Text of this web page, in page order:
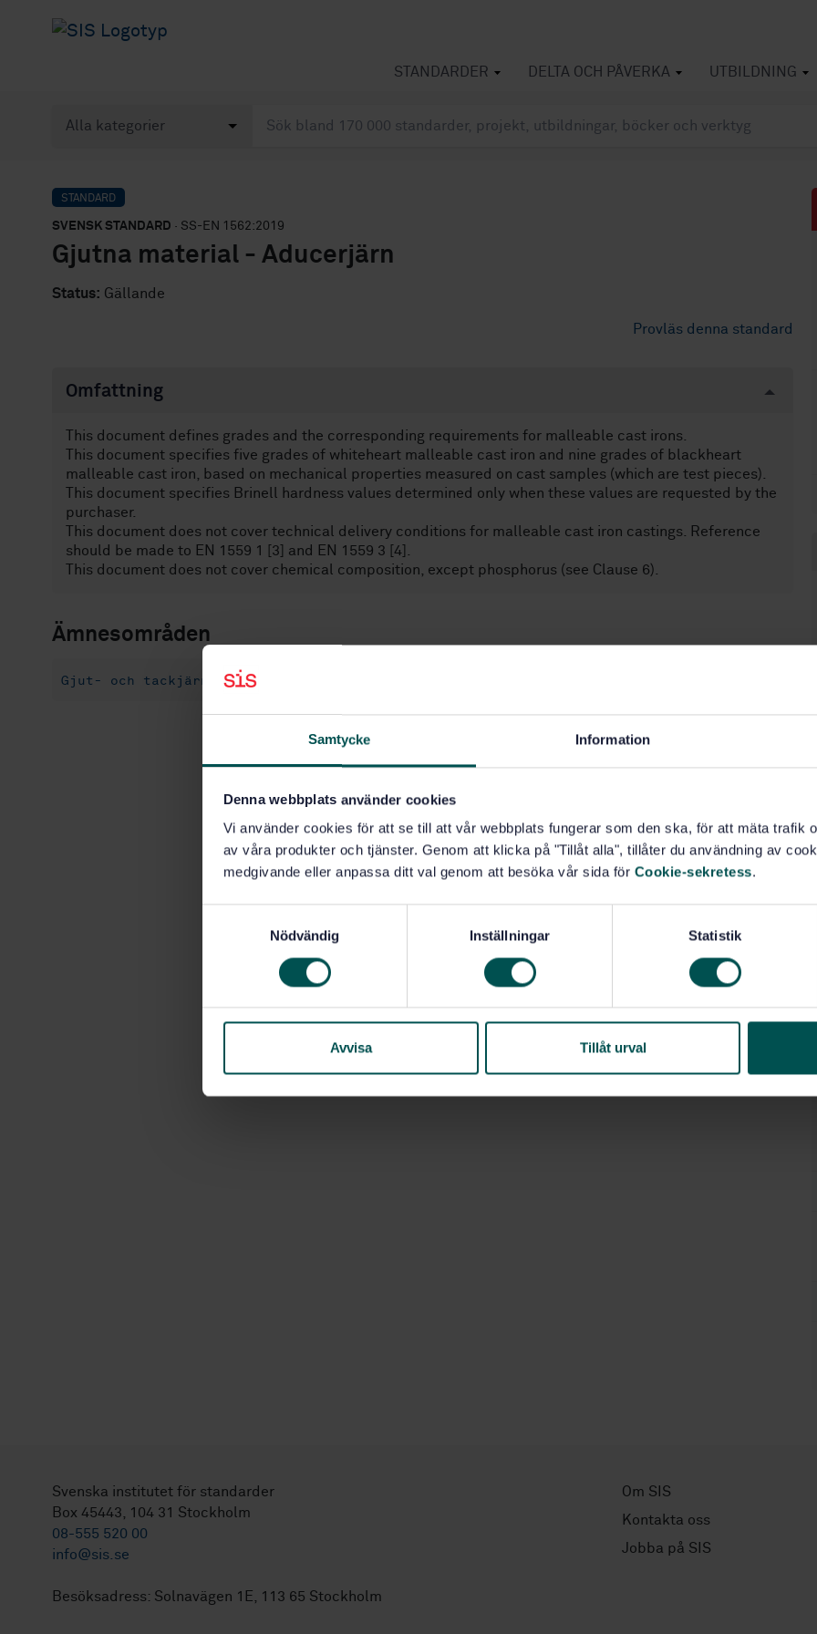
Samtycke Information
Denna webbplats använder cookies
Vi använder cookies för att se till att vår webbplats fungerar som den ska, för att mäta trafik
av våra produkter och tjänster. Genom att klicka på "Tillåt alla", tillåter du användning av
medgivande eller anpassa ditt val genom att besöka vår sida för Cookie-sekretess.
s
Nödvändig Inställningar Statistik
Avvisa Tillåt urval
STANDARDER DELTA OCH PÅVERKA UTBILDNING
STANDARD
SVENSK STANDARD · SS-EN 1562:2019
Gjutna material - Aducerjärn
Status: Gällande
Provläs denna standard
Omfattning
This document defines grades and the corresponding requirements for malleable cast irons.
This document specifies five grades of whiteheart malleable cast iron and nine grades of blackheart
malleable cast iron, based on mechanical properties measured on cast samples (which are test pieces).
This document specifies Brinell hardness values determined only when these values are requested by the
purchaser.
This document does not cover technical delivery conditions for malleable cast iron castings. Reference
should be made to EN 1559 1 [3] and EN 1559 3 [4].
This document does not cover chemical composition, except phosphorus (see Clause 6).
Ämnesområden
Gjut- och tackjärn (77.080.10)
Svenska institutet för standarder
Box 45443, 104 31 Stockholm
08-555 520 00
info@sis.se
Besöksadress: Solnavägen 1E, 113 65 Stockholm
Om SIS
Kontakta oss
Jobba på SIS